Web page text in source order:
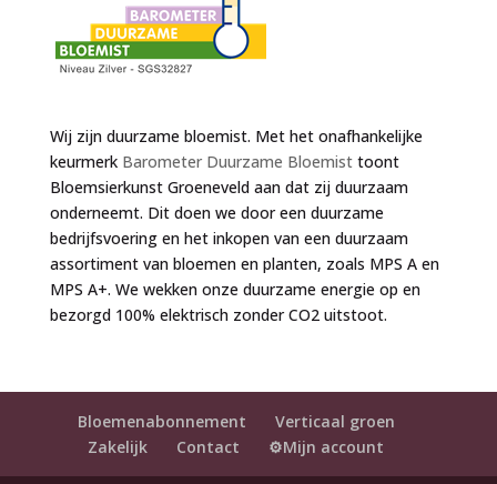
Wij zijn duurzame bloemist. Met het onafhankelijke
keurmerk Barometer Duurzame Bloemisttoont
Bloemsierkunst Groeneveld aan dat zij duurzaam
onderneemt. Dit doen we door een duurzame
bedrijfsvoering en het inkopen van een duurzaam
assortiment van bloemen en planten, zoals MPS A en
MPS A+. We wekken onze duurzame energie op en
bezorgd 100% elektrisch zonder CO2 uitstoot.
Bloemenabonnement
Verticaal groen
Zakelijk
Contact ⚙️Mijn account